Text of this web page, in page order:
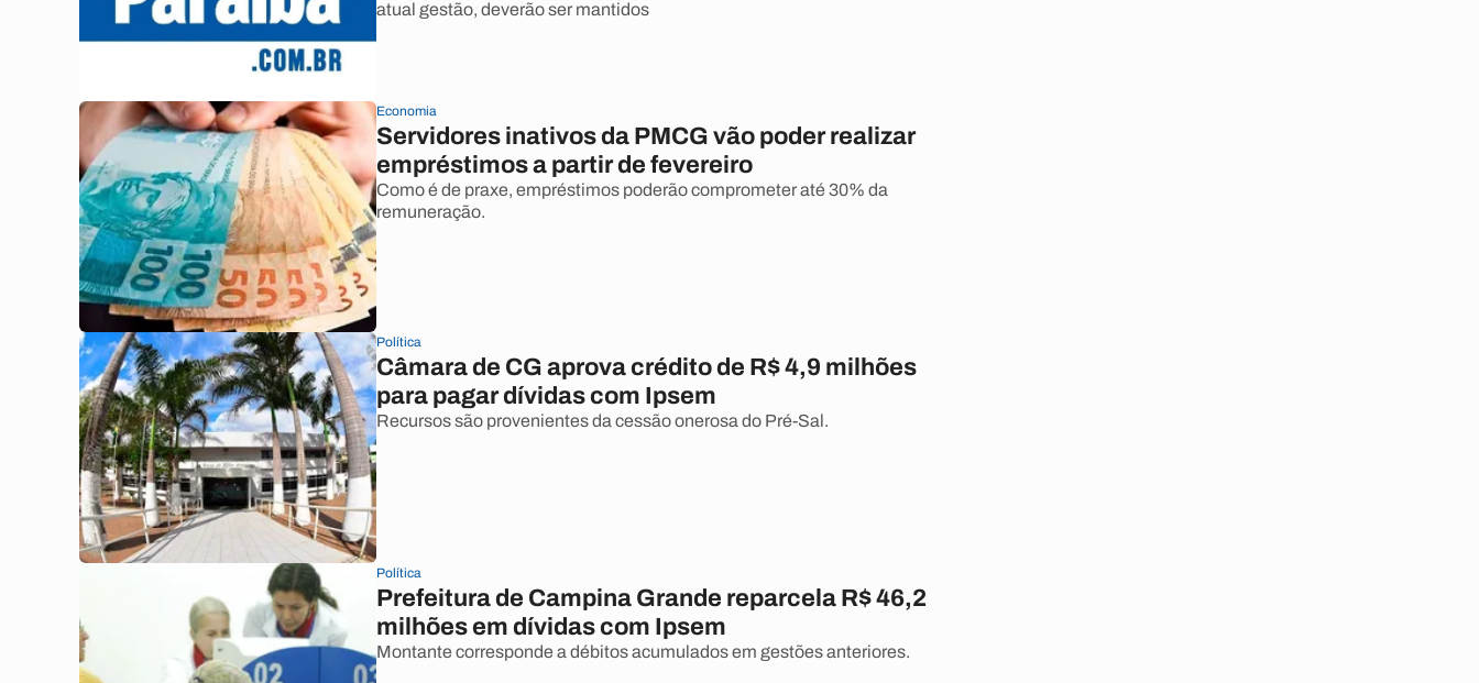
atual gestão, deverão ser mantidos
Economia
Servidores inativos da PMCG vão poder realizar
empréstimos a partir de fevereiro
Como é de praxe, empréstimos poderão comprometer até 30% da
remuneração.
Política
Câmara de CG aprova crédito de R$ 4,9 milhões
para pagar dívidas com Ipsem
Recursos são provenientes da cessão onerosa do Pré-Sal.
Política
Prefeitura de Campina Grande reparcela R$ 46,2
milhões em dívidas com Ipsem
Montante corresponde a débitos acumulados em gestões anteriores.